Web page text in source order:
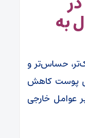
سال به
نازک‌تر، حساس‌تر و
پوست کاهش
عوامل خارجی